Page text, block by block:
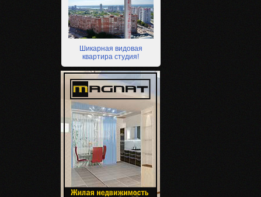
Шикарная видовая
квартира студия!